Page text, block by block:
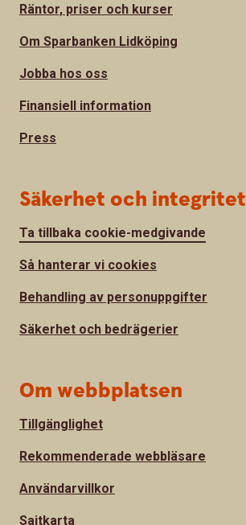
Räntor, priser och kurser
Om Sparbanken Lidköping
Jobba hos oss
Finansiell information
Press
Säkerhet och integritet
Ta tillbaka cookie-medgivande
Så hanterar vi cookies
Behandling av personuppgifter
Säkerhet och bedrägerier
Om webbplatsen
Tillgänglighet
Rekommenderade webbläsare
Användarvillkor
Sajtkarta